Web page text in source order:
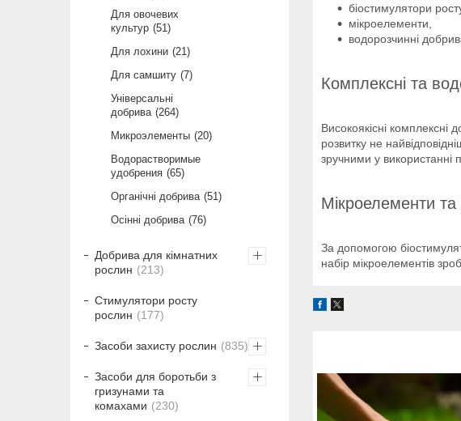
біостимулятори
мікроелементи,
водорозчинні
Комплексні та
Високоякісні
розвитку не
зручними у використанні
Мікроелементи та
За допомогою
набір мікроелементів
Для овочевих
культур 51
Для лохини 21
Для самшиту 7
Універсальні
добрива 264
Микроэлементы 20
Водорастворимые
удобрения 65
Органічні добрива 51
Осінні добрива 76
Добрива для кімнатних
рослин
213
Стимулятори росту
рослин
177
Засоби захисту рослин 835
Засоби для боротьби з
гризунами та
комахами
230